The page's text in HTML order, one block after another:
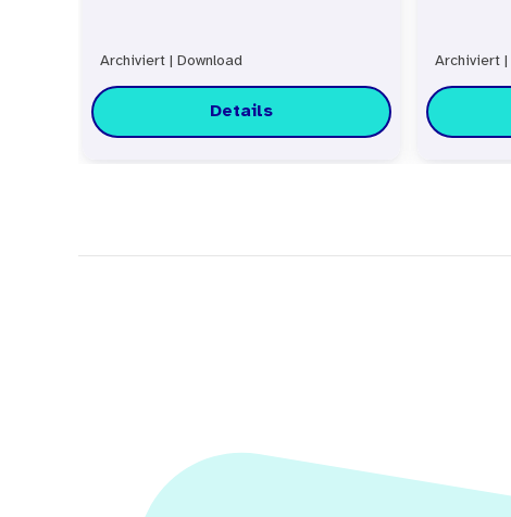
Archiviert | Download
Details
Archiviert |